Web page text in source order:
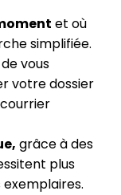
et où
simplifiée.
vous
votre dossier
grâce à des
plus